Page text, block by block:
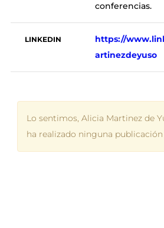
conferencias.
LINKEDIN
https://
artinezdeyuso
Lo sentimos, Alicia Martinez de
ha realizado ninguna